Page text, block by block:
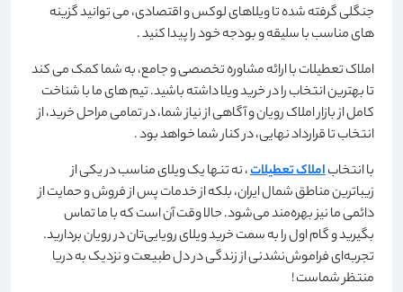
جنگلی گرفته شده تا ویلاهای لوکس و اقتصادی، می توانید گزینه
های مناسب با سلیقه و بودجه خود را پیدا کنید.
املاک تعطیلات با ارائه مشاوره تخصصی و جامع، به شما کمک می کند
تا بهترین انتخاب را در خرید ویلا داشته باشید. تیم های ما با شناخت
کامل از بازار املاک رویان و آگاهی از نیاز شما، در تمامی مراحل خرید، از
انتخاب تا قرارداد نهایی، در کنار شما خواهد بود.
با انتخاباملاک تعطیلات، نه تنها یک ویلای مناسب در یکی از
زیباترین مناطق شمال ایران، بلکه از خدمات پس از فروش و حمایت از
دائمی ما نیز بهره‌مند می‌شود. حالا وقت آن است که با ما تماس
بگیرید و گام اول را به سمت خرید ویلای رویایی‌تان در رویان بردارید.
تجربه‌ای فراموش‌نشدنی از زندگی در دل طبیعت و نزدیک به دریا
منتظر شماست!